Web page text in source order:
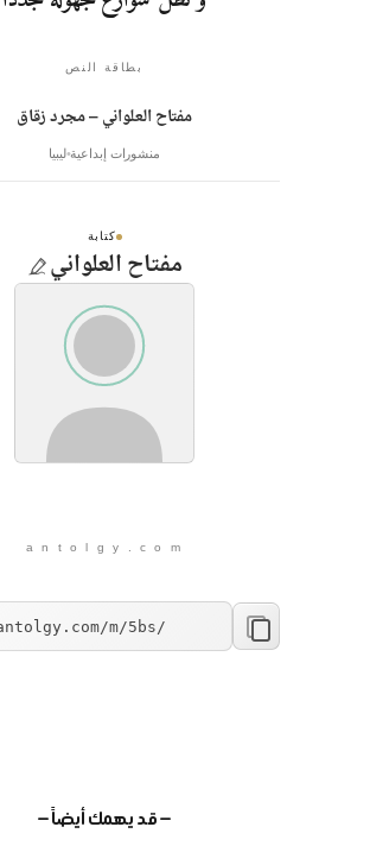
بطاقة النص
مفتاح العلواني – مجرد زقاق
منشورات إبداعية ليبيا
كتابة
مفتاح العلواني
a n t o l g y . c o m
— قد يهمك أيضاً —